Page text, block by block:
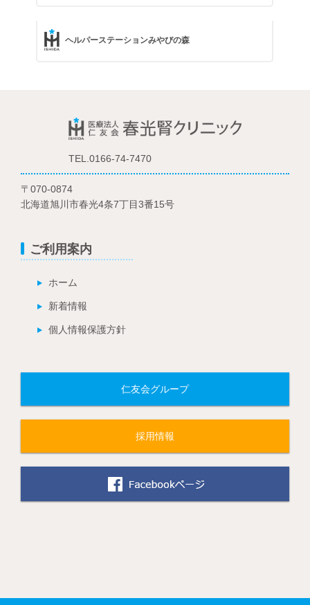
ヘルパーステーションみやびの森
TEL.0166-74-7470
〒070-0874
北海道旭川市春光4条7丁目3番15号
ご利用案内
ホーム
新着情報
個人情報保護方針
仁友会グループ
採用情報